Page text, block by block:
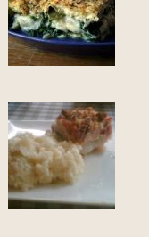
dille
SOORT RECEPT
Vegetarisch